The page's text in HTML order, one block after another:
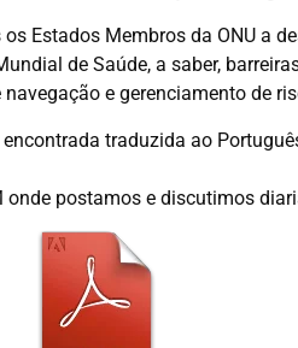
Estados Membros da ONU a
de Saúde, a saber,
e gerenciamento de
traduzida ao
onde postamos e discutimos